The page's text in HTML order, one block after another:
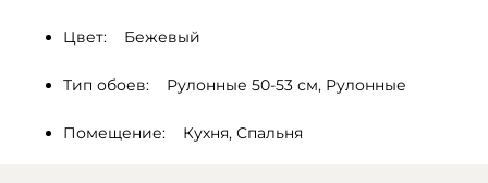
Цвет:    Бежевый
Тип обоев:    Рулонные 50-53 см, Рулонные
Помещение:    Кухня, Спальня